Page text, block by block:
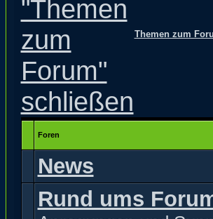
Themen zum
Foren
News
Rund ums